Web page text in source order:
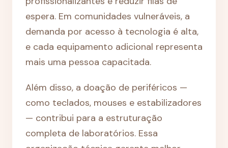
espera. Em comunidades vulneráveis, a
demanda por acesso à tecnologia é alta,
e cada equipamento adicional representa
mais uma pessoa capacitada.
Além disso, a doação de periféricos —
como teclados, mouses e estabilizadores
— contribui para a estruturação
completa de laboratórios. Essa